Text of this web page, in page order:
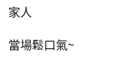
家人
當場鬆口氣~